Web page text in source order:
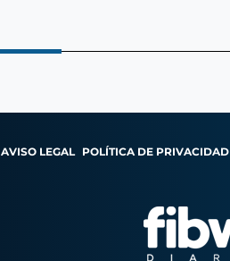
AVISO LEGAL POLÍTICA DE PRIVACIDAD